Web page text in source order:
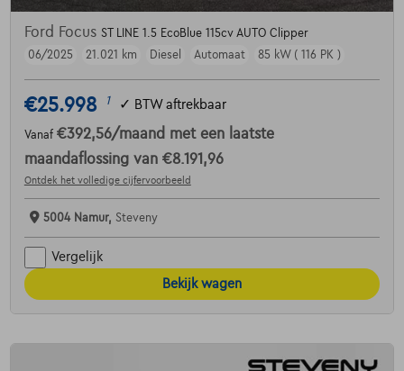
Ford Focus ST LINE 1.5 EcoBlue 115cv AUTO Clipper
06/2025
21.021 km Diesel Automaat 85 kW ( 116 PK )
€25.998 1 ✓ BTW aftrekbaar
Vanaf €392,56/maand met een laatste
maandaflossing van €8.191,96
Ontdek het volledige cijfervoorbeeld
5004 Namur, Steveny
Vergelijk
Bekijk wagen